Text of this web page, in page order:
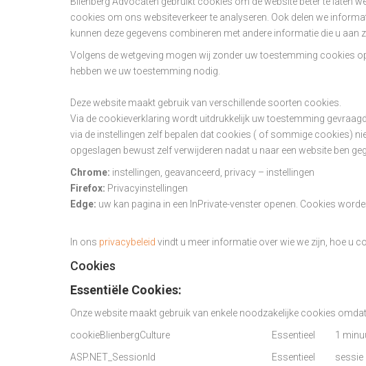
cookies om ons websiteverkeer te analyseren. Ook delen we
kunnen deze gegevens combineren met andere informatie die u
Volgens de wetgeving mogen wij zonder uw toestemming cookies
hebben we uw toestemming nodig.
Deze website maakt gebruik van verschillende soorten cookies.
Via de cookieverklaring wordt uitdrukkelijk uw toestemming
via de instellingen zelf bepalen dat cookies ( of sommige cookies)
opgeslagen bewust zelf verwijderen nadat u naar een website ben
Chrome: instellingen, geavanceerd, privacy – instellingen
Firefox: Privacyinstellingen
Edge: uw kan pagina in een InPrivate-venster openen. Cookies
In ons privacybeleid vindt u meer informatie over wie we zijn, hoe u
Cookies
Essentiële Cookies:
Onze website maakt gebruik van enkele noodzakelijke cookies
cookieBlienbergCulture
Essentieel 1
ASP.NET_SessionId
Essentieel sessie